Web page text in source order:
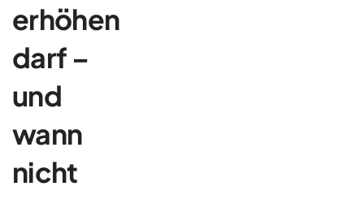
erhöhen
darf –
und
wann
nicht